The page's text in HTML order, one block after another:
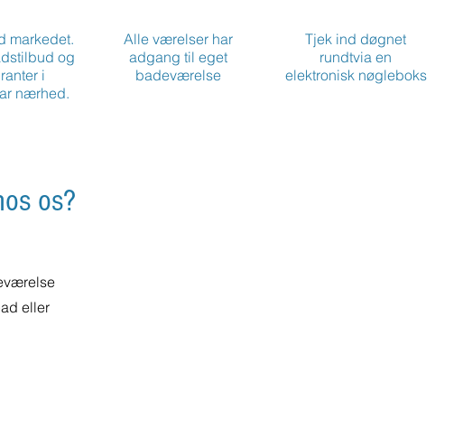
markedet.
og
i
nærhed.
Alle værelser har
adgang til eget
badeværelse
Tjek ind døgnet
rundtvia en
elektronisk nøgleboks
os?
eller